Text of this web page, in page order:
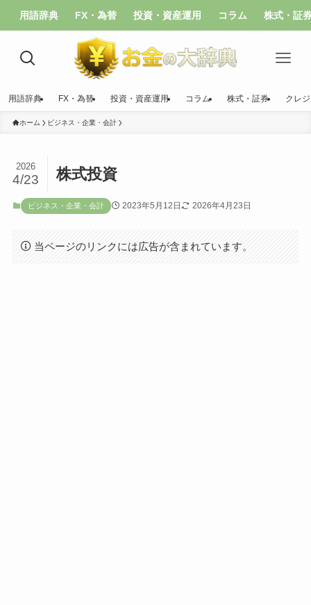
用語辞典 FX・為替 投資・資産運用 コラム 株式・証
用語辞典 FX・為替 投資・資産運用 コラム 株式・証券 クレ
ホーム ビジネス・企業・会計
株式投資
2026
4/23
ビジネス・企業・会計 2023年5月12日 2026年4月23日
当ページのリンクには広告が含まれています。